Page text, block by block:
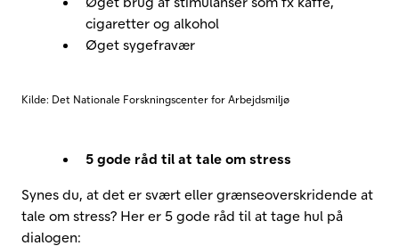
cigaretter og alkohol
Øget sygefravær
Kilde: Det Nationale Forskningscenter for Arbejdsmiljø
5 gode råd til at tale om stress
Synes du, at det er svært eller grænseoverskridende at
tale om stress? Her er 5 gode råd til at tage hul på
dialogen: